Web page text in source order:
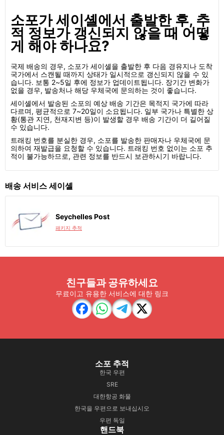
소포가 세이셸에서 출발한 후, 추
적 정보가 갱신되지 않을 때 어떻
게 해야 하나요?
국제 배송의 경우, 소포가 세이셸을 출발한 후 다음 경유지나 도착
국가에서 스캔될 때까지 상태가 일시적으로 갱신되지 않을 수 있
습니다. 보통 2~5일 후에 정보가 업데이트됩니다. 장기간 변화가
없을 경우, 발송처나 해당 우체국에 문의하는 것이 좋습니다.
세이셸에서 발송된 소포의 예상 배송 기간은 목적지 국가에 따라
다르며, 평균적으로 7~20일이 소요됩니다. 일부 국가나 특별한 상
황(통관 지연, 천재지변 등)이 발생할 경우 배송 기간이 더 길어질
수 있습니다.
트래킹 번호를 분실한 경우, 소포를 발송한 판매자나 우체국에 문
의하여 재발급을 요청할 수 있습니다. 트래킹 번호 없이는 소포 추
적이 불가능하므로, 관련 정보를 반드시 보관하시기 바랍니다.
배송 서비스 세이셸
Seychelles Post
패키지 추적
친구들과 공유하세요
무료이고 유용한 서비스에 대한 링크
소포 추적
한국 우편
SRE
대한항공 화물
한국을 우편으로 보내십시오
우편 독일
핸드북